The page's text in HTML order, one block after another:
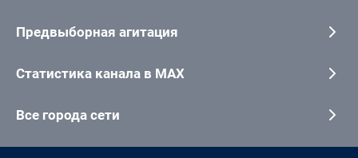
Предвыборная агитация
Статистика канала в MAX
Все города сети